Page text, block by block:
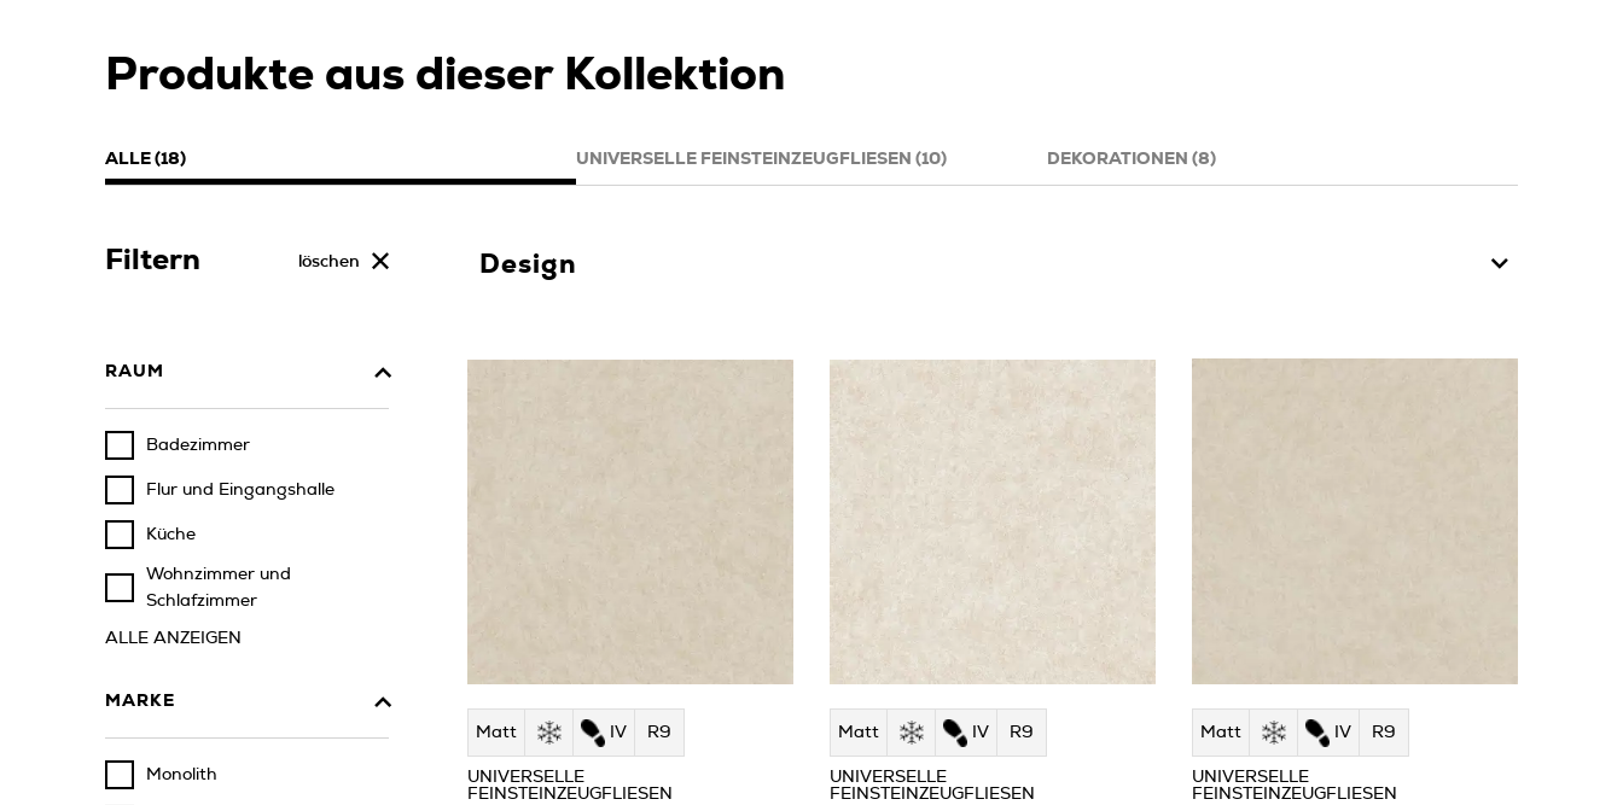
Produkte aus dieser Kollektion
ALLE (18) UNIVERSELLE FEINSTEINZEUGFLIESEN (10) DEKORATIONEN (8)
Filtern löschen
RAUM
Badezimmer
Flur und Eingangshalle
Küche
Wohnzimmer und
Schlafzimmer
ALLE ANZEIGEN
MARKE
Monolith
Design
Matt IV R9
UNIVERSELLE
FEINSTEINZEUGFLIESEN
Matt IV R9
UNIVERSELLE
FEINSTEINZEUGFLIESEN
Matt IV R9
UNIVERSELLE
FEINSTEINZEUGFLIESEN